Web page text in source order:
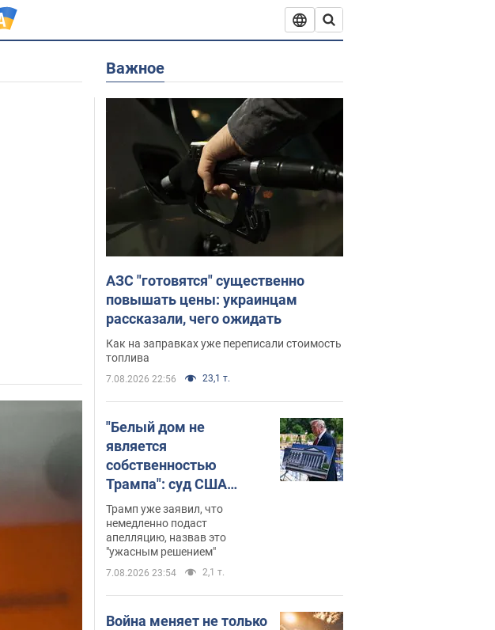
Важное
АЗС "готовятся" существенно
повышать цены: украинцам
рассказали, чего ожидать
Как на заправках уже переписали стоимость
топлива
7.08.2026 22:56 23,1 т.
"Белый дом не
является
собственностью
Трампа": суд США
приостановил
строительство
бального зала
стоимостью 400 млн
долларов
Трамп уже заявил, что
немедленно подаст
апелляцию, назвав это
"ужасным решением"
7.08.2026 23:54 2,1 т.
Война меняет не только